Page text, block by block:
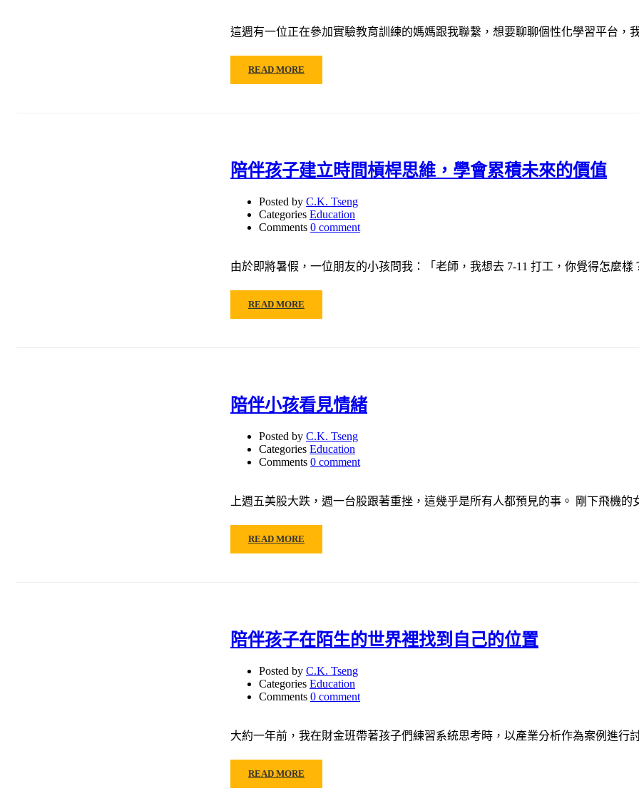
這週有一位正在參加實驗教育訓練的媽媽跟我聯繫，想要聊聊個性化學習平台，
READ MORE
陪伴孩子建立時間槓桿思維，學會累積未來的價值
Posted by C.K. Tseng
Categories Education
Comments 0 comment
由於即將暑假，一位朋友的小孩問我：「老師，我想去 7-11 打工，你覺得怎麼
READ MORE
陪伴小孩看見情緒
Posted by C.K. Tseng
Categories Education
Comments 0 comment
上週五美股大跌，週一台股跟著重挫，這幾乎是所有人都預見的事。 剛下飛機
READ MORE
陪伴孩子在陌生的世界裡找到自己的位置
Posted by C.K. Tseng
Categories Education
Comments 0 comment
大約一年前，我在財金班帶著孩子們練習系統思考時，以產業分析作為案例進行
READ MORE